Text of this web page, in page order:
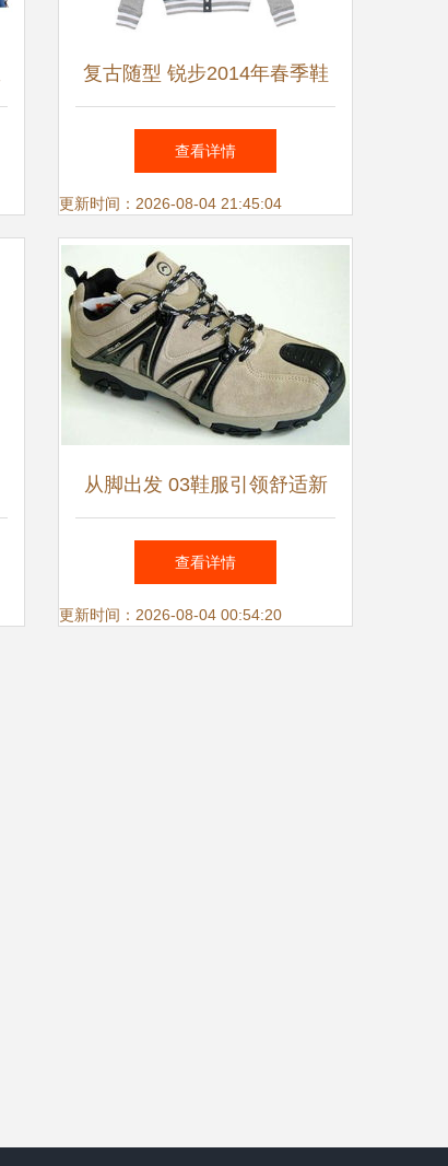
复古随型 锐步2014年春季鞋
服系列
查看详情
更新时间：2026-08-04 21:45:04
从脚出发 03鞋服引领舒适新
风尚
查看详情
更新时间：2026-08-04 00:54:20